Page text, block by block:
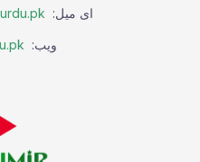
ای میل:
ویب: